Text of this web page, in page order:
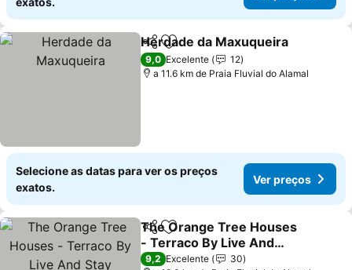
PartilharAdicionar aos favoritos
Herdade da Maxuqueira
9,0 Excelente
12
a 11.6 km de Praia Fluvial do Alamal
Selecione as datas para ver os preços
exatos.
Ver preços
PartilharAdicionar aos favoritos
The Orange Tree Houses
- Terraco By Live And
Stay
9,2 Excelente
30